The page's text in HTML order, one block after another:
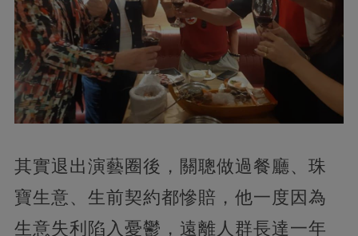
其實退出演藝圈後，關聰做過餐廳、珠
寶生意、生前契約都慘賠，他一度因為
生意失利陷入憂鬱，遠離人群長達一年